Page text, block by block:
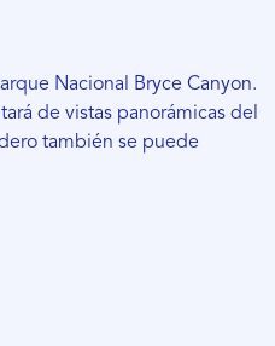
Nacional Bryce Canyon.
de vistas panorámicas del
también se puede